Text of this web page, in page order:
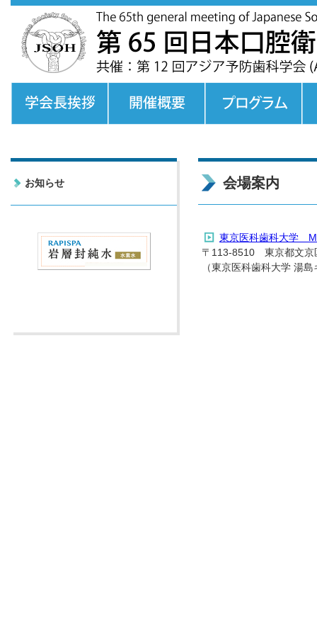
会場案内
東京医科歯科大学
〒113-8510 東京都文京
（東京医科歯科大学 湯
お知らせ